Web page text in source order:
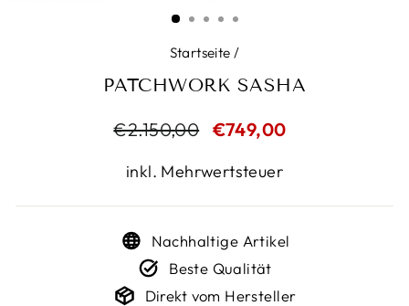
Startseite /
PATCHWORK SASHA
Normaler
€2.150,00 Sonderpreis
€749,00
inkl. Mehrwertsteuer
Nachhaltige Artikel
Beste Qualität
Direkt vom Hersteller